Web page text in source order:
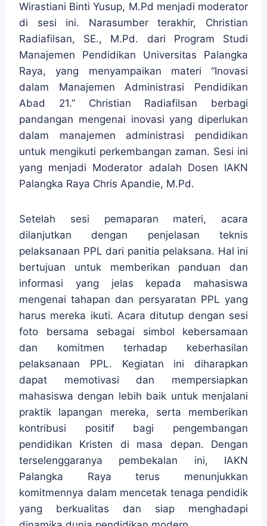
Wirastiani Binti Yusup, M.Pd menjadi moderator
di sesi ini. Narasumber terakhir, Christian
Radiafilsan, SE., M.Pd. dari Program Studi
Manajemen Pendidikan Universitas Palangka
Raya, yang menyampaikan materi “Inovasi
dalam Manajemen Administrasi Pendidikan
Abad 21.” Christian Radiafilsan berbagi
pandangan mengenai inovasi yang diperlukan
dalam manajemen administrasi pendidikan
untuk mengikuti perkembangan zaman. Sesi ini
yang menjadi Moderator adalah Dosen IAKN
Palangka Raya Chris Apandie, M.Pd.
Setelah sesi pemaparan materi, acara
dilanjutkan dengan penjelasan teknis
pelaksanaan PPL dari panitia pelaksana. Hal ini
bertujuan untuk memberikan panduan dan
informasi yang jelas kepada mahasiswa
mengenai tahapan dan persyaratan PPL yang
harus mereka ikuti. Acara ditutup dengan sesi
foto bersama sebagai simbol kebersamaan
dan komitmen terhadap keberhasilan
pelaksanaan PPL. Kegiatan ini diharapkan
dapat memotivasi dan mempersiapkan
mahasiswa dengan lebih baik untuk menjalani
praktik lapangan mereka, serta memberikan
kontribusi positif bagi pengembangan
pendidikan Kristen di masa depan. Dengan
terselenggaranya pembekalan ini, IAKN
Palangka Raya terus menunjukkan
komitmennya dalam mencetak tenaga pendidik
yang berkualitas dan siap menghadapi